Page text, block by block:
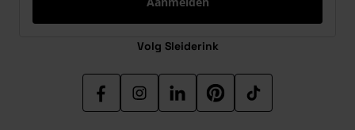
Volg Sleiderink